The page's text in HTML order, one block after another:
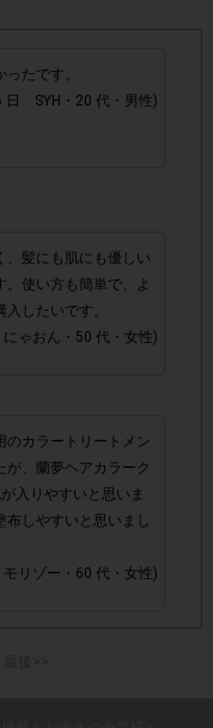
ンケート回答を行
文キャンセルをさ
す。
異なり、レシート画
ージ内の「支払
れぞれアンケート回
た画像が確認できな
」の注文日が掲載
外となります。
でも目安の価格とな
は、変動する可能
ージ上の価格をご
ントは一律です。
。Amazon.co.jpの
たです。
日 SYH・20 代・男性)
、髪にも肌にも優しい
使い方も簡単で、よ
したいです。
ゃおん・50 代・女性)
のカラートリートメン
が、蘭夢ヘアカラーク
入りやすいと思いま
布しやすいと思いまし
リゾー・60 代・女性)